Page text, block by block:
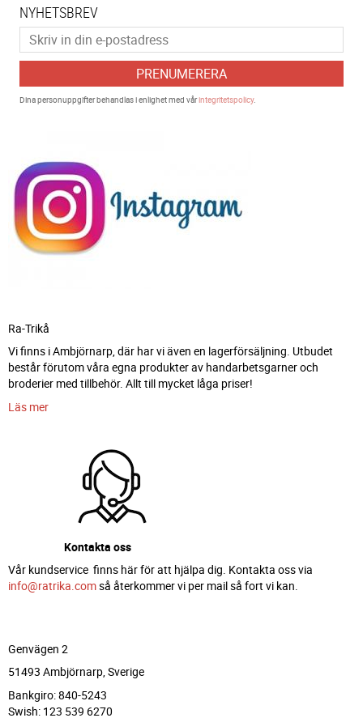
NYHETSBREV
PRENUMERERA
Dina personuppgifter behandlas i enlighet med vårintegritetspolicy.
Ra-Trikå
Vi finns i Ambjörnarp, där har vi även en lagerförsäljning. Utbudet
består förutom våra egna produkter av handarbetsgarner och
broderier med tillbehör. Allt till mycket låga priser!
Läs mer
Kontakta oss
Vår kundservice finns här för att hjälpa dig. Kontakta oss via
info@ratrika.comså återkommer vi per mail så fort vi kan.
Genvägen 2
51493 Ambjörnarp, Sverige
Bankgiro: 840-5243
Swish: 123 539 6270